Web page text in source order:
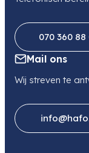
070 360 88
Mail ons
Wij streven te